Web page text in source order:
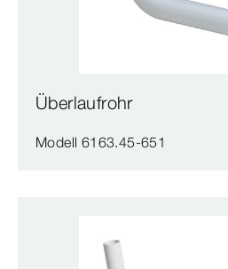
Überlaufrohr
Modell 6163.45-651